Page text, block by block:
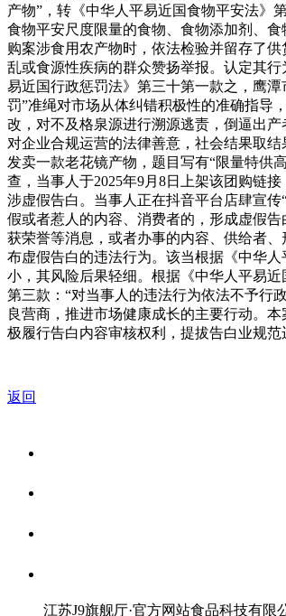
产物”，转《中华人平易近国食物平安法》
食物平安尺度限量的食物、食物添加剂、
购案涉食用农产物时，依法检验并留存了
乱或食源性疾病的群众赞扬举报。认定其
易近国行政惩罚法》第三十第一款之，鹰
罚”准绳对市场从体纠错积极性的准确指导
改，对不及格泉源进行溯源逃责，倒逼出
对企业合规运营的法律善意，社会结果取
发卖一款老花镜产物，题目写有“限量特供
查，当事人于2025年9月8日上架该团购链
涉虚假告白。当事人正在抖音平台店肆宣
假或者惹人的内容、消费者的，形成虚假
获荣誉等消息，或者办事的内容、供给者
布虚假告白的违法行为。该当根据《中华
小，其风险后果轻细。根据《中华人平易
第三款：“对当事人的违法行为依法不予行
良营商，推进市场健康成长的主要行动。
极履行告白内容审核权利，提拔告白业规
返回
江苏J9旗舰厅·官方网站食品科技有限